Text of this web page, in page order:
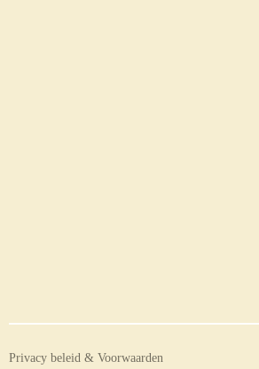
Privacy beleid & Voorwaarden